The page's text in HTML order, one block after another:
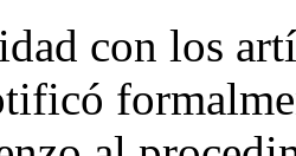
con los